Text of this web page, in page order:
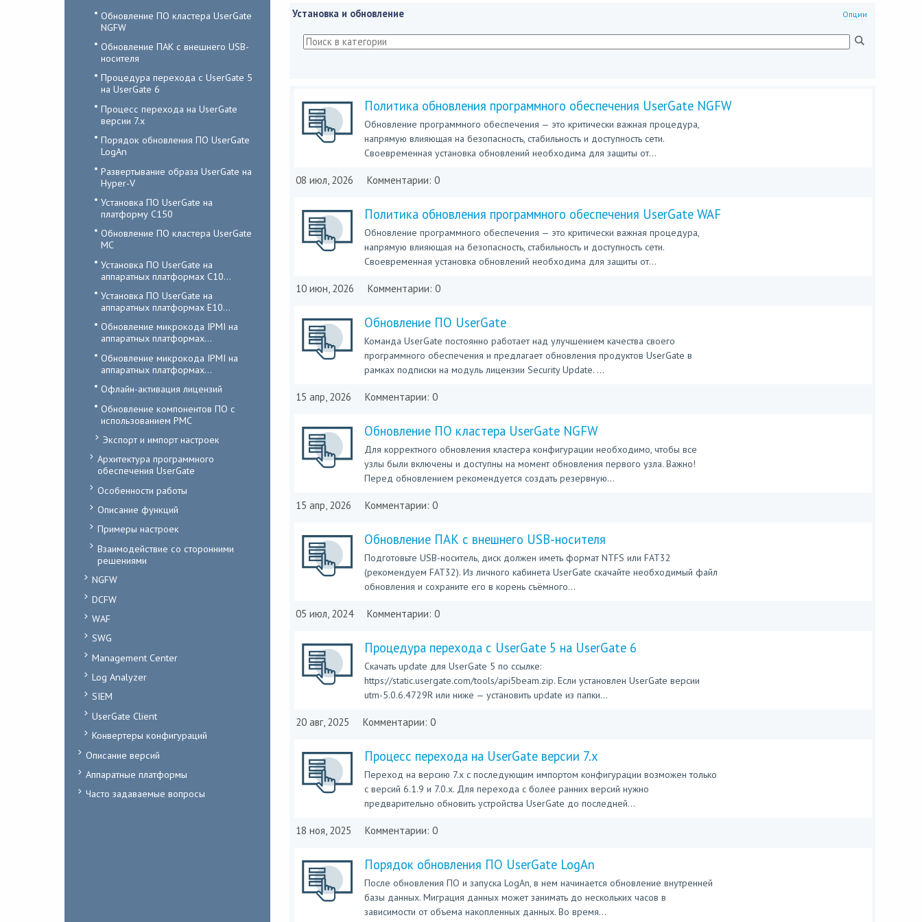
Обновление ПО кластера UserGate
NGFW
Обновление ПАК с внешнего USB-
носителя
Процедура перехода с UserGate 5
на UserGate 6
Процесс перехода на UserGate
версии 7.x
Порядок обновления ПО UserGate
LogAn
Развертывание образа UserGate на
Hyper-V
Установка ПО UserGate на
платформу С150
Обновление ПО кластера UserGate
MC
Установка ПО UserGate на
аппаратных платформах C10...
Установка ПО UserGate на
аппаратных платформах E10...
Обновление микрокода IPMI на
аппаратных платформах...
Обновление микрокода IPMI на
аппаратных платформах...
Офлайн-активация лицензий
Обновление компонентов ПО с
использованием PMC
Экспорт и импорт настроек
Архитектура программного
обеспечения UserGate
Особенности работы
Описание функций
Примеры настроек
Взаимодействие со сторонними
решениями
NGFW
DCFW
WAF
SWG
Management Center
Log Analyzer
SIEM
UserGate Client
Конвертеры конфигураций
Описание версий
Аппаратные платформы
Часто задаваемые вопросы
Опции
Установка и обновление
Политика обновления программного обеспечения UserGate NGFW
Обновление программного обеспечения — это критически важная процедура,
напрямую влияющая на безопасность, стабильность и доступность сети.
Своевременная установка обновлений необходима для защиты от...
08 июл, 2026 Комментарии: 0
Политика обновления программного обеспечения UserGate WAF
Обновление программного обеспечения — это критически важная процедура,
напрямую влияющая на безопасность, стабильность и доступность сети.
Своевременная установка обновлений необходима для защиты от...
10 июн, 2026 Комментарии: 0
Обновление ПО UserGate
Команда UserGate постоянно работает над улучшением качества своего
программного обеспечения и предлагает обновления продуктов UserGate в
рамках подписки на модуль лицензии Security Update. ...
15 апр, 2026 Комментарии: 0
Обновление ПО кластера UserGate NGFW
Для корректного обновления кластера конфигурации необходимо, чтобы все
узлы были включены и доступны на момент обновления первого узла. Важно!
Перед обновлением рекомендуется создать резервную...
15 апр, 2026 Комментарии: 0
Обновление ПАК с внешнего USB-носителя
Подготовьте USB-носитель, диск должен иметь формат NTFS или FAT32
(рекомендуем FAT32). Из личного кабинета UserGate скачайте необходимый файл
обновления и сохраните его в корень съёмного...
05 июл, 2024 Комментарии: 0
Процедура перехода с UserGate 5 на UserGate 6
Скачать update для UserGate 5 по ссылке:
https://static.usergate.com/tools/api5beam.zip. Если установлен UserGate версии
utm-5.0.6.4729R или ниже — установить update из папки...
20 авг, 2025 Комментарии: 0
Процесс перехода на UserGate версии 7.x
Переход на версию 7.x с последующим импортом конфигурации возможен только
с версий 6.1.9 и 7.0.x. Для перехода с более ранних версий нужно
предварительно обновить устройства UserGate до последней...
18 ноя, 2025 Комментарии: 0
Порядок обновления ПО UserGate LogAn
После обновления ПО и запуска LogAn, в нем начинается обновление внутренней
базы данных. Миграция данных может занимать до нескольких часов в
зависимости от объема накопленных данных. Во время...